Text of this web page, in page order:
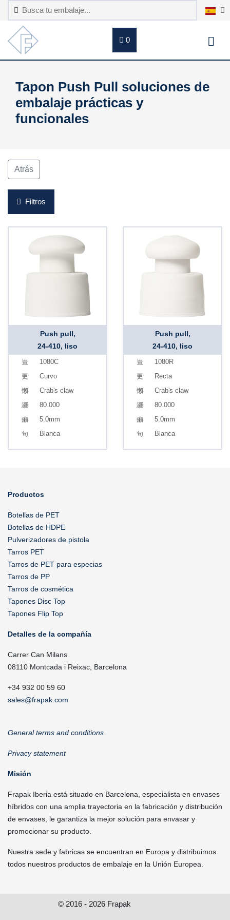
0
Tapon Push Pull soluciones de
embalaje prácticas y
funcionales
Atrás
Filtros
Push pull,
24-410, liso
1080C
Curvo
Crab's claw
80.000
5.0mm
Blanca
Push pull,
24-410, liso
1080R
Recta
Crab's claw
80.000
5.0mm
Blanca
Productos
Botellas de PET
Botellas de HDPE
Pulverizadores de pistola
Tarros PET
Tarros de PET para especias
Tarros de PP
Tarros de cosmética
Tapones Disc Top
Tapones Flip Top
Detalles de la compañía
Carrer Can Milans
08110 Montcada i Reixac, Barcelona
+34 932 00 59 60
sales@frapak.com
General terms and conditions
Privacy statement
Misión
Frapak Iberia está situado en Barcelona, especialista en envases
híbridos con una amplia trayectoria en la fabricación y distribución
de envases, le garantiza la mejor solución para envasar y
promocionar su producto.
Nuestra sede y fabricas se encuentran en Europa y distribuimos
todos nuestros productos de embalaje en la Unión Europea.
© 2016 - 2026 Frapak